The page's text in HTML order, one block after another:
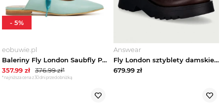
eobuwie.pl
Baleriny Fly London Saubfly P145268001 Turkusowy
357.99 zł 376.99zł*
*najniższa cena z 30 dni przed obniżką
- 5%
Answear
Fly London sztyblety damskie skórzane MEDI789FLY brązowy
679.99 zł